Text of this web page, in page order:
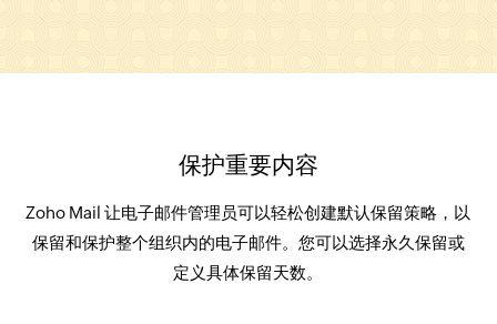
保护重要内容
Zoho Mail 让电子邮件管理员可以轻松创建默认保留策略，以
保留和保护整个组织内的电子邮件。您可以选择永久保留或
定义具体保留天数。